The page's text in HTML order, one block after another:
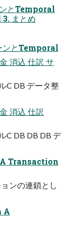
とTemporal
まとめ
ンとTemporal
消込 仕訳 サ
C DB データ整
消込 仕訳
C DB DB DB デ
Transaction
ンの連鎖とし
A